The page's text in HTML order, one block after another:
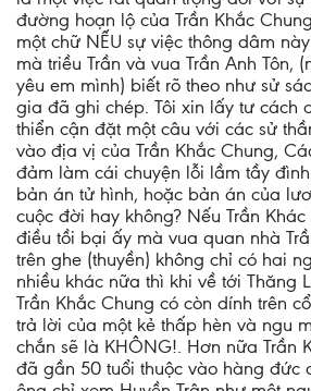
đường hoạn lộ của Trần Khắc
một chữ NẾU sự việc thông dâm
mà triều Trần và vua Trần Anh Tôn,
yêu em mình) biết rõ theo như sử
gia đã ghi chép. Tôi xin lấy tư cách
thiển cận đặt một câu với các sử
vào địa vị của Trần Khắc Chung,
đảm làm cái chuyện lỗi lầm tầy
bản án tử hình, hoặc bản án của
cuộc đời hay không? Nếu Trần
điều tồi bại ấy mà vua quan nhà
trên ghe (thuyền) không chỉ có hai
nhiều khác nữa thì khi về tới Thăng
Trần Khắc Chung có còn dính trên
trả lời của một kẻ thấp hèn và ngu
chắn sẽ là KHÔNG!. Hơn nữa Trần
đã gần 50 tuổi thuộc vào hàng đức